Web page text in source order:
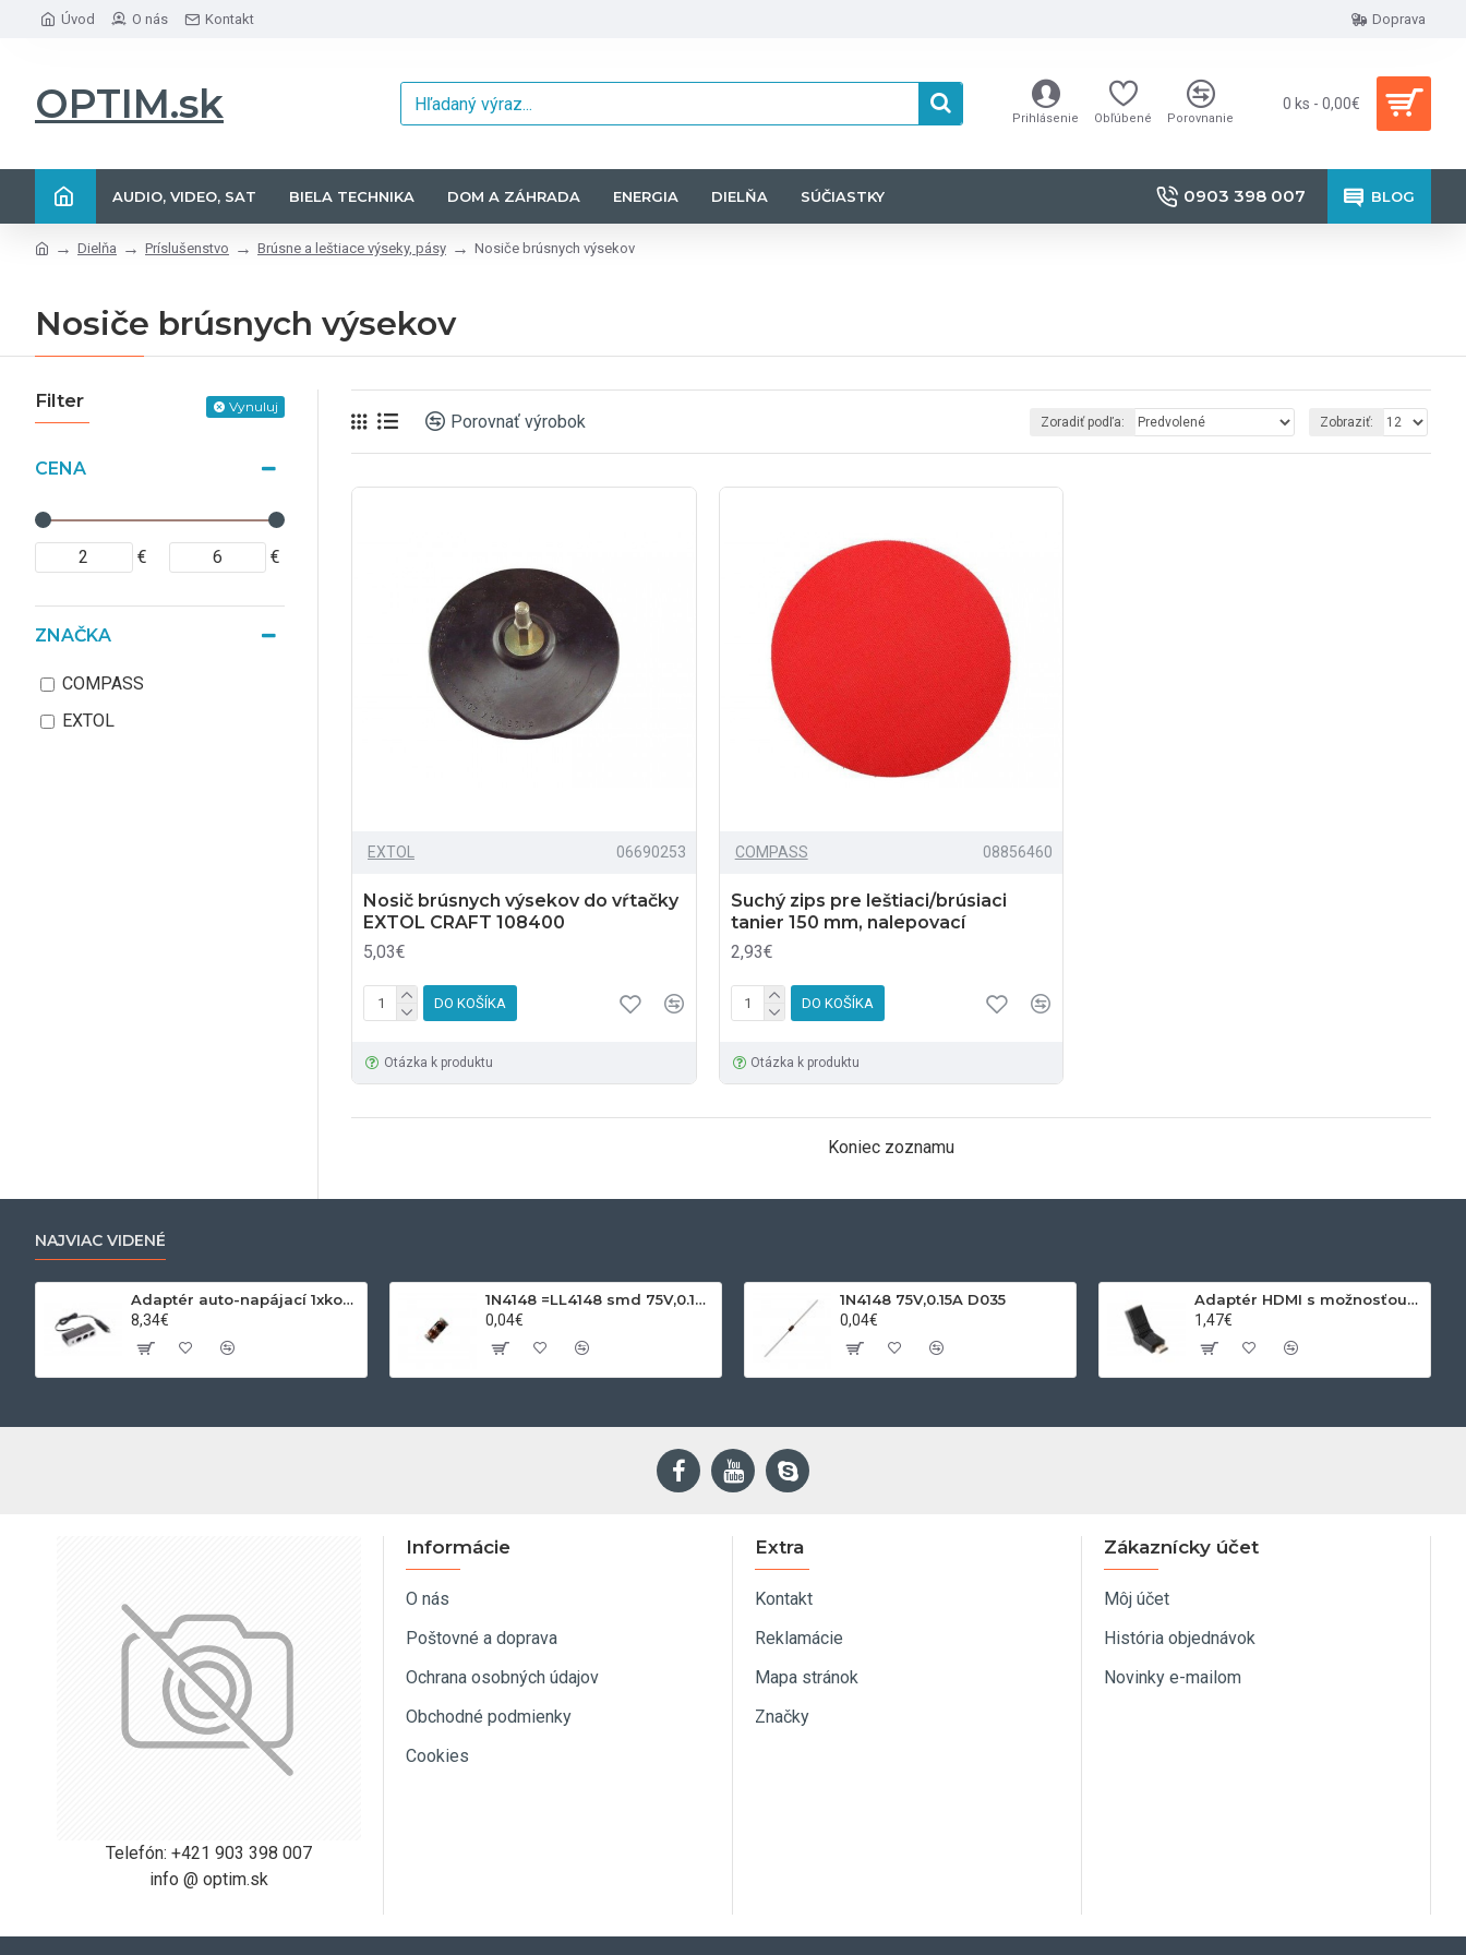
Úvod O nás Kontakt Doprava
OPTIM.sk Prihlásenie Obľúbené Porovnanie
0 ks - 0,00€
AUDIO, VIDEO, SAT BIELA TECHNIKA DOM A ZÁHRADA ENERGIA DIELŇA SÚČIASTKY 0903 398 007 BLOG
Dielňa Príslušenstvo Brúsne a leštiace výseky, pásy Nosiče brúsnych výsekov
Nosiče brúsnych výsekov
Filter Vynuluj
CENA
€ €
ZNAČKA
COMPASS
EXTOL
Porovnať výrobok Zoradiť podľa: Zobraziť:
EXTOL 06690253
Nosič brúsnych výsekov do vŕtačky
EXTOL CRAFT 108400
5,03€
DO KOŠÍKA
Otázka k produktu
COMPASS 08856460
Suchý zips pre leštiaci/brúsiaci
tanier 150 mm, nalepovací
2,93€
DO KOŠÍKA
Otázka k produktu
Koniec zoznamu
NAJVIAC VIDENÉ
Adaptér auto-napájací 1xkon./3x zdierka- 12/24V, USB 1000mA
8,34€
1N4148 =LL4148 smd 75V,0.15A SOD80C
0,04€
1N4148 75V,0.15A D035
0,04€
Adaptér HDMI s možnosťou otáčania
1,47€
Telefón: +421 903 398 007
info @ optim.sk
Informácie
O nás
Poštovné a doprava
Ochrana osobných údajov
Obchodné podmienky
Cookies
Extra
Kontakt
Reklamácie
Mapa stránok
Značky
Zákaznícky účet
Môj účet
História objednávok
Novinky e-mailom